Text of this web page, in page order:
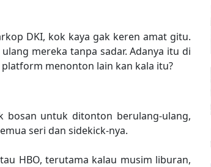
DKI, kok kaya gak keren amat gitu.
mereka tanpa sadar. Adanya itu di
menonton lain kan kala itu?
bosan untuk ditonton berulang-ulang,
seri dan sidekick-nya.
HBO, terutama kalau musim liburan,